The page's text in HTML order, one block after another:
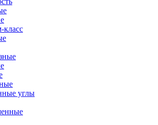
класс
углы